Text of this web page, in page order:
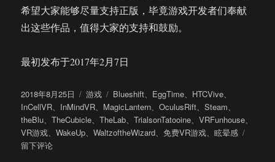
希望大家能够尽量支持正版，毕竟游戏开发者们奉献
出这些作品，值得大家的支持和鼓励。
最初发布于2017年2月7日
发
布
于
2018年8月25日
分
类
游戏
标
签
Blueshift、 EggTime、 HTCVive、
InCellVR、 InMindVR、 MagicLantern、OculusRift、Steam、
theBlu、TheCubicle、TheLab、TrialsonTatooine、VRFunhouse、
VR游戏、WakeUp、WaltzoftheWizard、免费VR游戏、眩晕感
留下评论